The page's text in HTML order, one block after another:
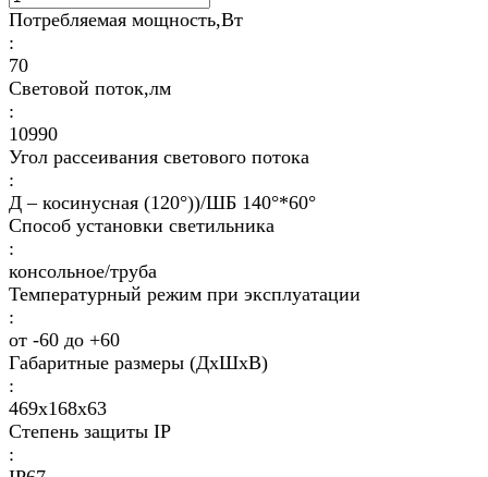
Потребляемая мощность,Вт
:
70
Световой поток,лм
:
10990
Угол рассеивания светового потока
:
Д – косинусная (120°))/ШБ 140°*60°
Способ установки светильника
:
консольное/труба
Температурный режим при эксплуатации
:
от -60 до +60
Габаритные размеры (ДхШхВ)
:
469x168x63
Степень защиты IP
: